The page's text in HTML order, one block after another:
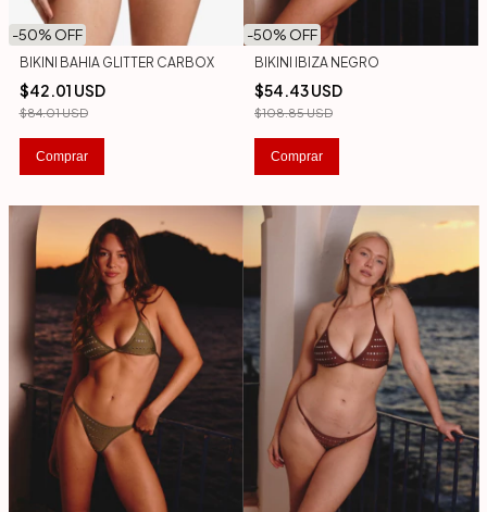
-50% OFF
BIKINI BAHIA GLITTER CARBOX
$42.01 USD
$84.01 USD
Comprar
-50% OFF
BIKINI IBIZA NEGRO
$54.43 USD
$108.85 USD
Comprar